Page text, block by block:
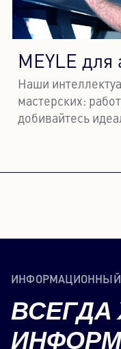
MEYLE для
Наши
мастерских:
добивайтесь
ИНФОРМАЦИОННЫЙ
ВСЕГДА